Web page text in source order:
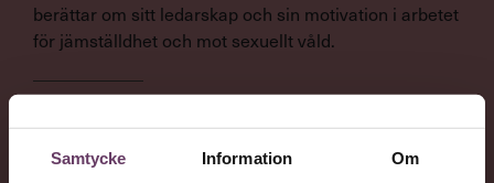
Samtycke Information Om
berättar om sitt ledarskap och sin motivation i arbetet
för jämställdhet och mot sexuellt våld.
Få en inblick i hur Ida Östensson tänker kring rättvisa,